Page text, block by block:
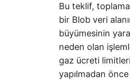
Bu teklif,
bir Blob veri
büyümesinin
neden olan
gaz ücreti
yapılmadan